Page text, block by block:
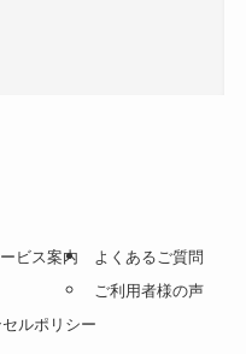
ビス案内
よくあるご質問
ご利用者様の声
ルポリシー